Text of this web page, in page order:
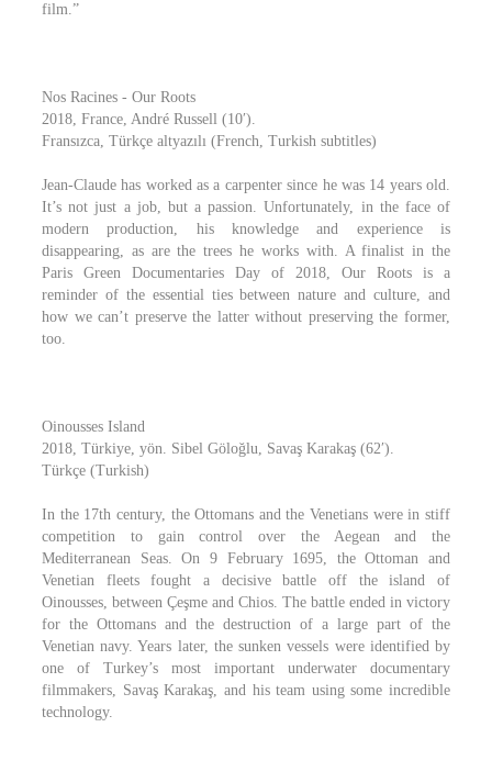
film.”
Nos Racines - Our Roots
2018, France, André Russell (10′).
Fransızca, Türkçe altyazılı (French, Turkish subtitles)
Jean-Claude has worked as a carpenter since he was 14 years old.
It’s not just a job, but a passion. Unfortunately, in the face of
modern production, his knowledge and experience is
disappearing, as are the trees he works with. A finalist in the
Paris Green Documentaries Day of 2018, Our Roots is a
reminder of the essential ties between nature and culture, and
how we can’t preserve the latter without preserving the former,
too.
Oinousses Island
2018, Türkiye, yön. Sibel Göloğlu, Savaş Karakaş (62′).
Türkçe (Turkish)
In the 17th century, the Ottomans and the Venetians were in stiff
competition to gain control over the Aegean and the
Mediterranean Seas. On 9 February 1695, the Ottoman and
Venetian fleets fought a decisive battle off the island of
Oinousses, between Çeşme and Chios. The battle ended in victory
for the Ottomans and the destruction of a large part of the
Venetian navy. Years later, the sunken vessels were identified by
one of Turkey’s most important underwater documentary
filmmakers, Savaş Karakaş, and his team using some incredible
technology.